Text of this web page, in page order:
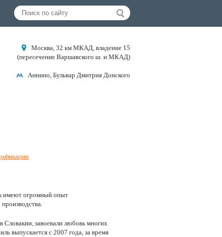
Москва, 32 км МКАД, владение 15
(пересечение Варшавского ш. и МКАД)
Аннино, Бульвар Дмитрия Донского
имеют огромный опыт
завоевали любовь многих
выпускается с 2007 года, за время